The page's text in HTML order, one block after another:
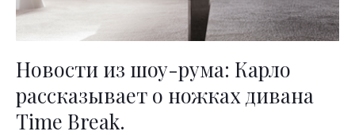
Новости из шоу-рума: Карло
рассказывает о ножках дивана
Time Break.
Time